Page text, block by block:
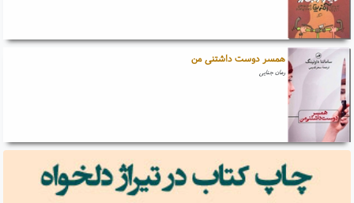
همسر دوست داشتنی من
رمان جنایی